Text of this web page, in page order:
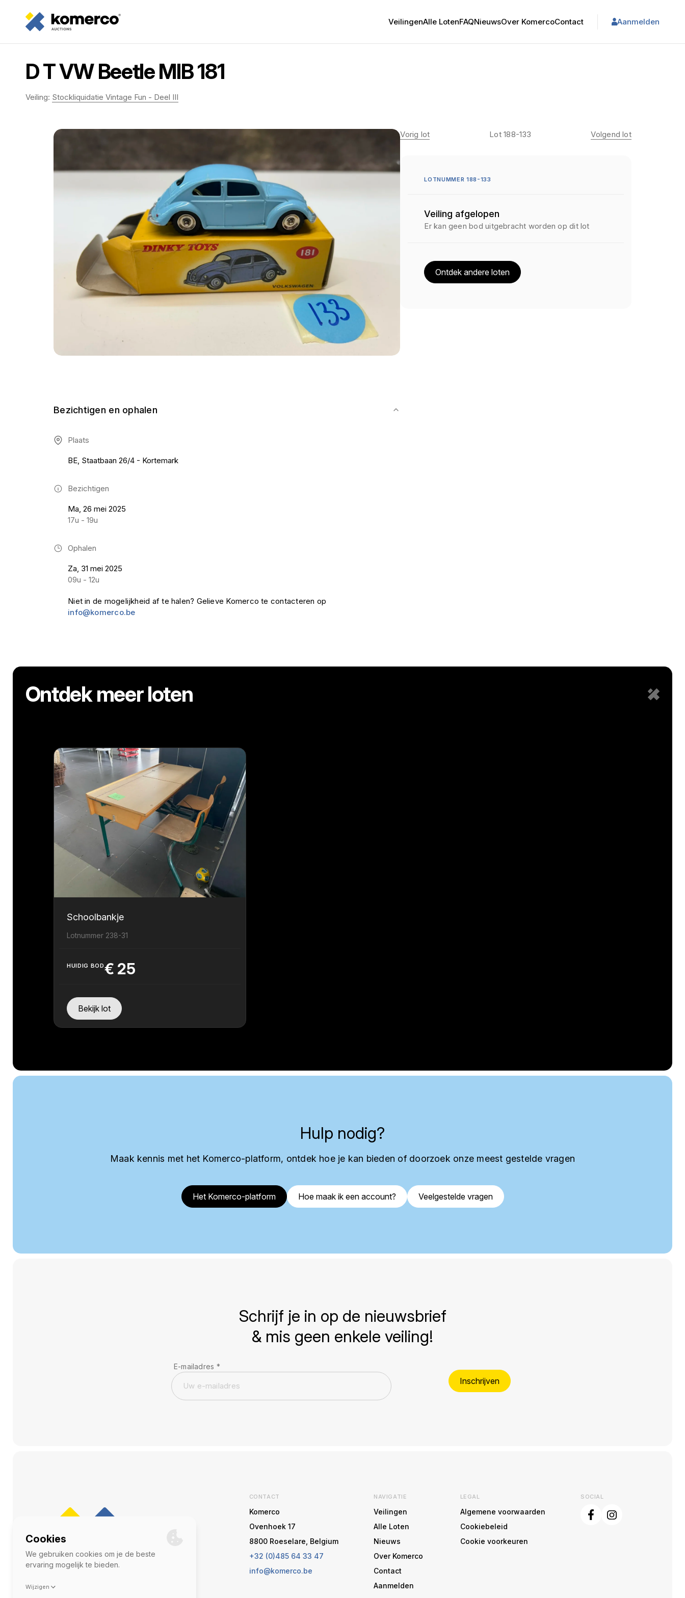
VeilingenAlle LotenFAQNieuwsOver KomercoContact Aanmelden
D T VW Beetle MIB 181
Veiling: Stockliquidatie Vintage Fun - Deel III
Bezichtigen en ophalen
Plaats
BE, Staatbaan 26/4 - Kortemark
Bezichtigen
Ma, 26 mei 2025
17u - 19u
Ophalen
Za, 31 mei 2025
09u - 12u
Niet in de mogelijkheid af te halen? Gelieve Komerco te contacteren op
info@komerco.be
Vorig lot Lot 188-133 Volgend lot
LOTNUMMER 188-133
Veiling afgelopen
Er kan geen bod uitgebracht worden op dit lot
Ontdek andere loten
Ontdek meer loten
Schoolbankje
Lotnummer 238-31
HUIDIG BOD€ 25
Bekijk lot
Hulp nodig?
Maak kennis met het Komerco-platform, ontdek hoe je kan bieden of doorzoek onze meest gestelde vragen
Het Komerco-platform Hoe maak ik een account? Veelgestelde vragen
Schrijf je in op de nieuwsbrief
& mis geen enkele veiling!
E-mailadres *
Inschrijven
CONTACT
Komerco
Ovenhoek 17
8800 Roeselare, Belgium
+32 (0)485 64 33 47
info@komerco.be
NAVIGATIE
Veilingen
Alle Loten
Nieuws
Over Komerco
Contact
Aanmelden
LEGAL
Algemene voorwaarden
Cookiebeleid
Cookie voorkeuren
SOCIAL